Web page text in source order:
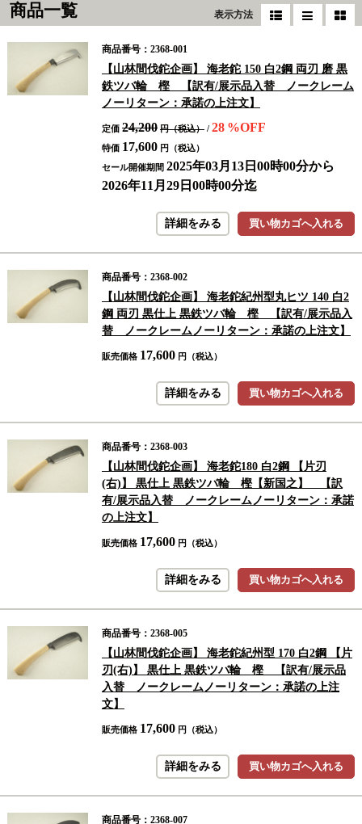
商品一覧 表示方法
商品番号：2368-001
【山林間伐鉈企画】 海老鉈 150 白2鋼 両刃 磨 黒
鉄ツバ輪 樫 【訳有/展示品入替 ノークレーム
ノーリターン：承諾の上注文】
定価 24,200 円（税込） / 28 %OFF
特価 17,600 円（税込）
セール開催期間 2025年03月13日00時00分から
2026年11月29日00時00分迄
買い物カゴへ入れる
詳細をみる
商品番号：2368-002
【山林間伐鉈企画】 海老鉈紀州型丸ヒツ 140 白2
鋼 両刃 黒仕上 黒鉄ツバ輪 樫 【訳有/展示品入
替 ノークレームノーリターン：承諾の上注文】
販売価格 17,600 円（税込）
買い物カゴへ入れる
詳細をみる
商品番号：2368-003
【山林間伐鉈企画】 海老鉈180 白2鋼 【片刃
(右)】 黒仕上 黒鉄ツバ輪 樫【新国之】 【訳
有/展示品入替 ノークレームノーリターン：承諾
の上注文】
販売価格 17,600 円（税込）
買い物カゴへ入れる
詳細をみる
商品番号：2368-005
【山林間伐鉈企画】 海老鉈紀州型 170 白2鋼 【片
刃(右)】 黒仕上 黒鉄ツバ輪 樫 【訳有/展示品
入替 ノークレームノーリターン：承諾の上注
文】
販売価格 17,600 円（税込）
買い物カゴへ入れる
詳細をみる
商品番号：2368-007